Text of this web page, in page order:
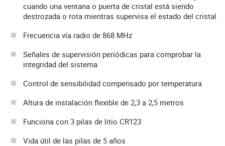
cuando una ventana o puerta de cristal está siendo
destrozada o rota mientras supervisa el estado del cristal
Frecuencia vía radio de 868 MHz
Señales de supervisión periódicas para comprobar la
integridad del sistema
Control de sensibilidad compensado por temperatura
Altura de instalación flexible de 2,3 a 2,5 metros
Funciona con 3 pilas de litio CR123
Vida útil de las pilas de 5 años